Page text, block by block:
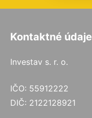
Kontaktné údaje
Investav s. r. o.
IČO: 55912222
DIČ: 2122128921